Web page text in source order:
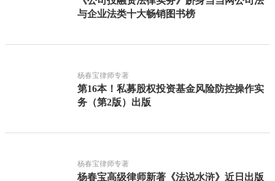
与企业法类十大畅销图书榜
杨春宝律师专著
第16本！私募股权投资基金风险防控操作实
务（第2版）出版
杨春宝律师专著
杨春宝高级律师新著《法说水浒》近日出版